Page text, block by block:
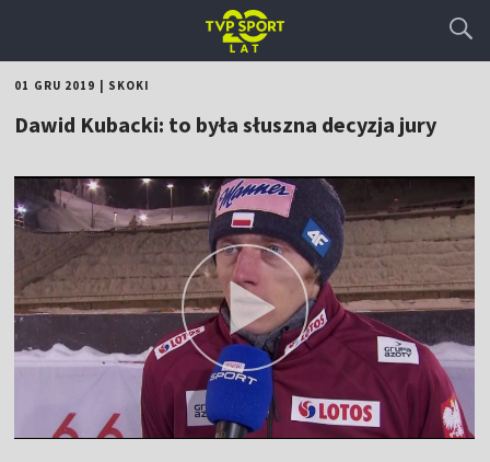
01 GRU 2019 SKOKI
Dawid Kubacki: to była słuszna decyzja jury